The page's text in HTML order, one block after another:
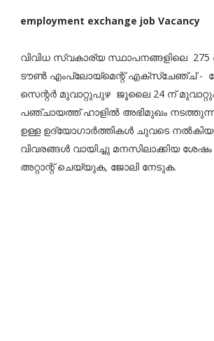
employment exchange job Vacancy
വിവിധ സ്വകാര്യ സ്ഥാപനങ്ങളിലെ 275
ടൗണ്‍ എംപ്ലോയ്‌മെന്റ് എക്‌സ്‌ചേഞ്ച് -
സെന്റര്‍ മുവാറ്റുപുഴ ജൂലൈ 24 ന്
പഞ്ചായത്ത് ഹാളില്‍ അഭിമുഖം
ഉള്ള ഉദ്യോഗാർത്തികൾ ചുവടെ നൽകിയ
വിവരങ്ങൾ വായിച്ചു മനസിലാക്കിയ
അറ്റാന്റ് ചെയ്യുക, ജോലി നേടുക.